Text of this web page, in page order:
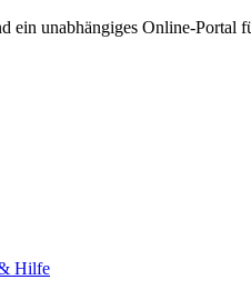
ein unabhängiges Online-Portal
Hilfe